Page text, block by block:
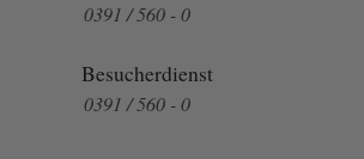
0391 / 560 - 0
Besucherdienst
0391 / 560 - 0